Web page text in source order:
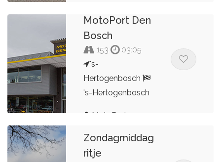
MotoPort Den
Bosch
153
03:05
's-
Hertogenbosch
's-Hertogenbosch
MotoPort
Zondagmiddag
ritje